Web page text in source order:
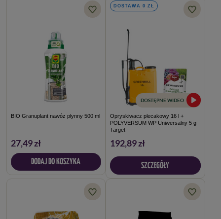
BIO Granuplant nawóz płynny 500 ml
27,49 zł
DODAJ DO KOSZYKA
DOSTAWA 0 ZŁ
DOSTĘPNE WIDEO
Opryskiwacz plecakowy 16 l +
POLYVERSUM WP Uniwersalny 5 g
Target
192,89 zł
SZCZEGÓŁY